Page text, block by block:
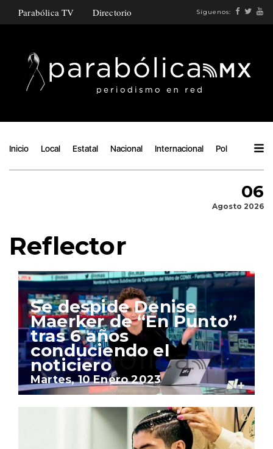
Parabólica TV Directorio Síguenos:
Inicio Local Estatal Nacional Internacional Política
06
Agosto 2026
Reflector
Se despide Denise
Maerker de “En Punto”
tras 6 años
conduciendo el
noticiero
Martes, 10 Enero 2023